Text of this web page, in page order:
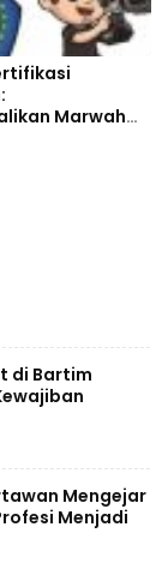
Marwah
di Bartim
Mengejar
Menjadi